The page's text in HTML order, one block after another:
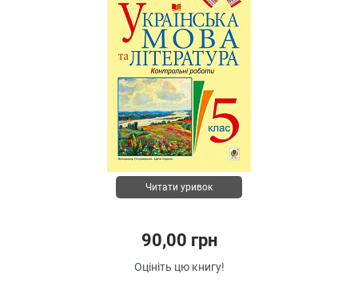
Читати уривок
90,00 грн
Оцініть цю книгу!